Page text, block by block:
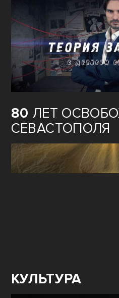
80 ЛЕТ
СЕВАСТОПОЛЯ
КУЛЬТУРА